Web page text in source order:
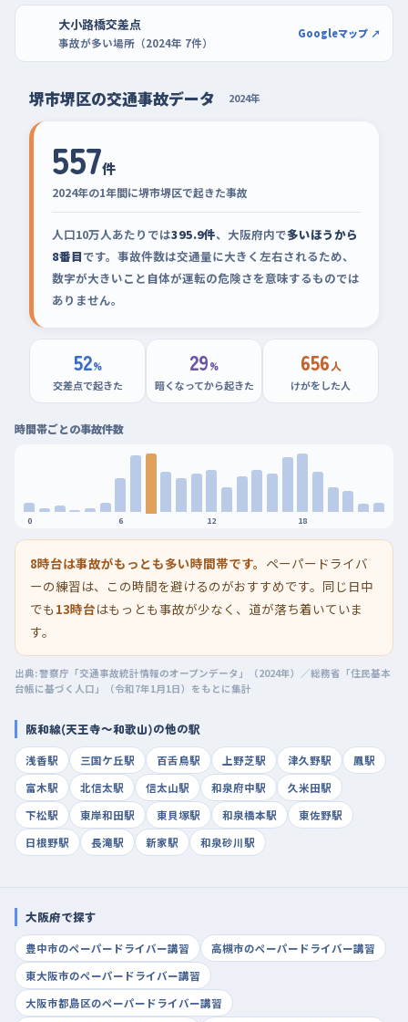
大小路橋交差点
事故が多い場所（2024年 7件）
Googleマップ ↗
堺市堺区の交通事故データ 2024年
557件
2024年の1年間に堺市堺区で起きた事故
人口10万人あたりでは395.9件、大阪府内で多いほうから
8番目です。事故件数は交通量に大きく左右されるため、
数字が大きいこと自体が運転の危険さを意味するものでは
ありません。
52%
交差点で起きた
29%
暗くなってから起きた
656人
けがをした人
時間帯ごとの事故件数
0 6 12 18
8時台は事故がもっとも多い時間帯です。 ペーパードライバ
ーの練習は、この時間を避けるのがおすすめです。同じ日中
でも 13時台はもっとも事故が少なく、道が落ち着いていま
す。
出典: 警察庁「交通事故統計情報のオープンデータ」（2024年）／総務省「住民基本
台帳に基づく人口」（令和7年1月1日）をもとに集計
阪和線(天王寺～和歌山)の他の駅
浅香駅 三国ケ丘駅 百舌鳥駅 上野芝駅 津久野駅
鳳駅
富木駅
北信太駅 信太山駅 和泉府中駅
久米田駅
下松駅
東岸和田駅 東貝塚駅 和泉橋本駅
東佐野駅
日根野駅
長滝駅 新家駅 和泉砂川駅
大阪府で探す
豊中市のペーパードライバー講習
高槻市のペーパードライバー講習
東大阪市のペーパードライバー講習
大阪市都島区のペーパードライバー講習